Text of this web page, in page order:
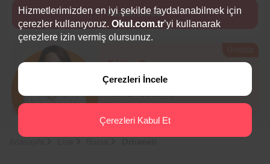
Hemen İncele
Eğitim Danışmanı
Sana en uygun
Hizmetlerimizden en iyi şekilde faydalanabilmek için
çerezler kullanıyoruz. Okul.com.tr’yi kullanarak
çerezlere izin vermiş olursunuz.
Çerezleri İncele
Çerezleri Kabul Et